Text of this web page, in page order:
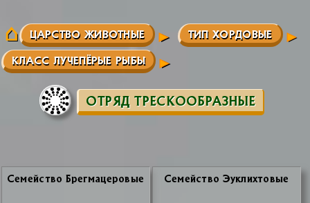
ЦАРСТВО ЖИВОТНЫЕ ТИП ХОРДОВЫЕ
КЛАСС ЛУЧЕПЁРЫЕ РЫБЫ
ОТРЯД ТРЕСКООБРАЗНЫЕ
Се­мей­ство Брег­ма­це­ро­вые Се­мей­ство Эук­лих­то­вые